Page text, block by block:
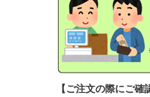
【ご注文の際にご確